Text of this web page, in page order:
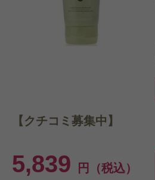
5,839 円（税込）
【クチコミ募集中】